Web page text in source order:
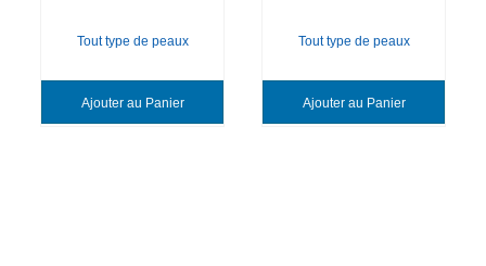
Tout type de peaux
Ajouter au Panier
Tout type de peaux
Ajouter au Panier